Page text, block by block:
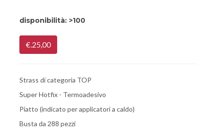
disponibilità: >100
€.25,00
Strass di categoria TOP
Super Hotfix - Termoadesivo
Piatto (indicato per applicatori a caldo)
Busta da 288 pezzi